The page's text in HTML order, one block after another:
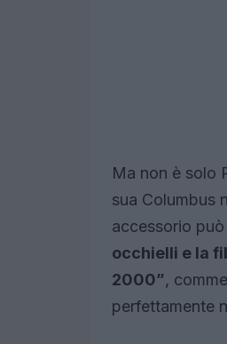
Ma non è solo
sua Columbus
accessorio
occhielli e la
2000”,
perfettamente